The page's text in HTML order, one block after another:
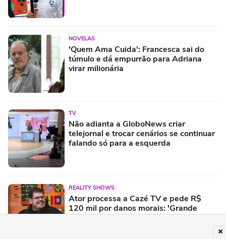
NOVELAS
'Quem Ama Cuida': Francesca sai do
túmulo e dá empurrão para Adriana
virar milionária
TV
Não adianta a GloboNews criar
telejornal e trocar cenários se continuar
falando só para a esquerda
REALITY SHOWS
Ator processa a Cazé TV e pede R$
120 mil por danos morais: 'Grande
prejuízo'